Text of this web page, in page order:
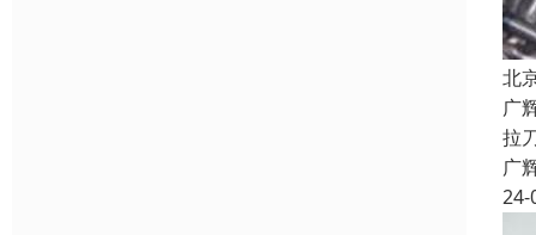
北
广
拉
广
24-